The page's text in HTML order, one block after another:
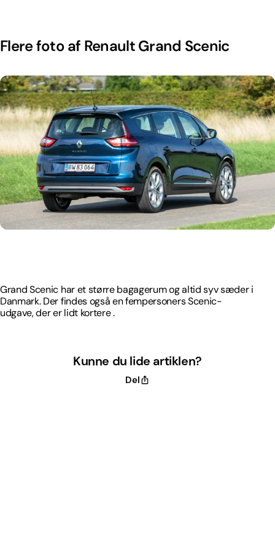
Flere foto af Renault Grand Scenic
Grand Scenic har et større bagagerum og altid syv sæder i
Danmark. Der findes også en fempersoners Scenic-
udgave, der er lidt kortere .
Kunne du lide artiklen?
Del